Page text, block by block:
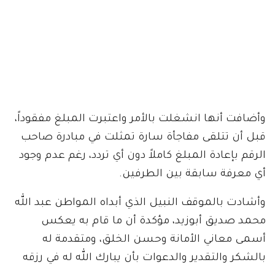
وأضافت أنها انشغلت بالأمر واعتبرت المبلغ مفقوداً،
قبل أن تتلقى مفاجأة سارة تمثلت في مبادرة صاحب
الرقم بإعادة المبلغ كاملاً دون أي تردد، رغم عدم وجود
أي معرفة سابقة بين الطرفين.
وأشادت بالموقف النبيل الذي أبداه المواطن عبد الله
محمد صديق أبوزيد، مؤكدة أن ما قام به يعكس
أسمى معاني الأمانة وحسن الخلق، ومتقدمة له
بالشكر والتقدير والدعوات بأن يبارك الله له في رزقه